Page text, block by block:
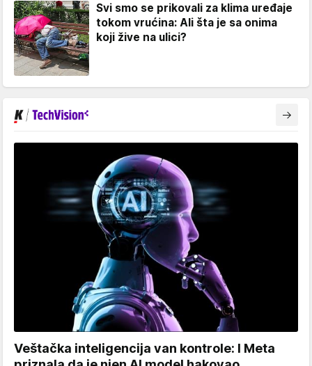
Svi smo se prikovali za klima uređaje
tokom vrućina: Ali šta je sa onima
koji žive na ulici?
Veštačka inteligencija van kontrole: I Meta